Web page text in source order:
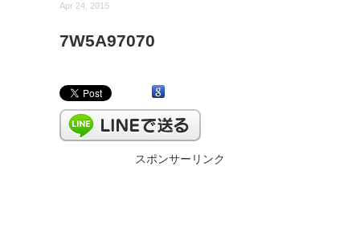
Apr 24, 2015
7W5A97070
スポンサーリンク